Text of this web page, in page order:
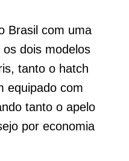
Brasil com uma
dois modelos
tanto o hatch
equipado com
tanto o apelo
por economia